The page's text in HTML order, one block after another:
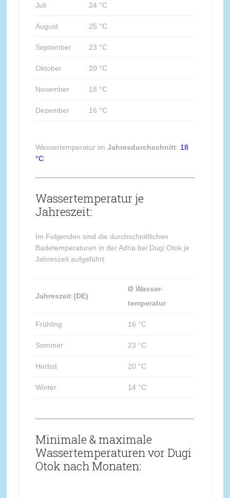
Juli 24 °C
August 25 °C
September 23 °C
Oktober 20 °C
November 18 °C
Dezember 16 °C
Wassertemperatur im Jahresdurchschnitt: 18
°C
Wassertemperatur je
Jahreszeit:
Im Folgenden sind die durchschnittlichen
Badetemperaturen in der Adria bei Dugi Otok je
Jahreszeit aufgeführt.
Jahreszeit (DE)
Ø Wasser-
temperatur
Frühling 16 °C
Sommer 23 °C
Herbst 20 °C
Winter 14 °C
Minimale & maximale
Wassertemperaturen vor Dugi
Otok nach Monaten: